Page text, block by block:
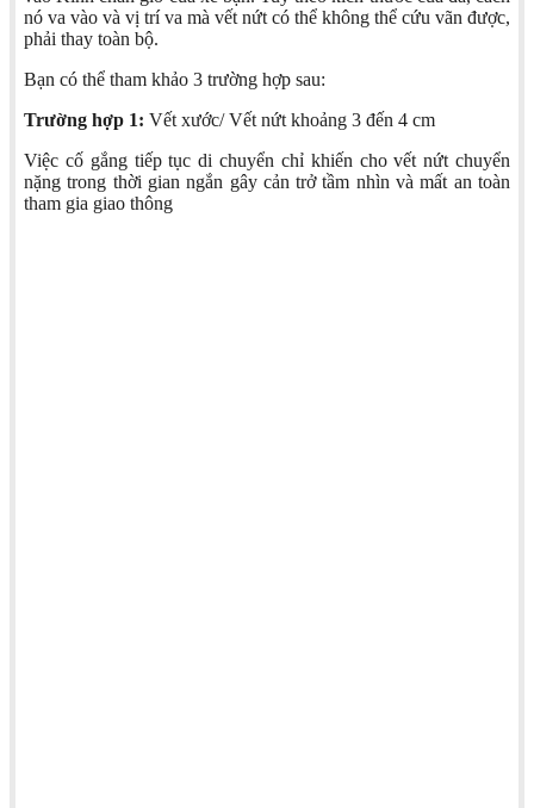
nó va vào và vị trí va mà vết nứt có thể không thể cứu vãn được,
phải thay toàn bộ.
Bạn có thể tham khảo 3 trường hợp sau:
Trường hợp 1: Vết xước/ Vết nứt khoảng 3 đến 4 cm
Việc cố gắng tiếp tục di chuyển chỉ khiến cho vết nứt chuyển
nặng trong thời gian ngắn gây cản trở tầm nhìn và mất an toàn
tham gia giao thông